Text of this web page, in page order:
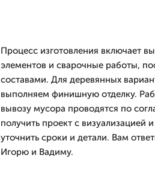
Процесс изготовления включает
элементов и сварочные работы,
составами. Для деревянных
выполняем финишную отделку.
вывозу мусора проводятся по
получить проект с визуализацией
уточнить сроки и детали. Вам
Игорю и Вадиму.